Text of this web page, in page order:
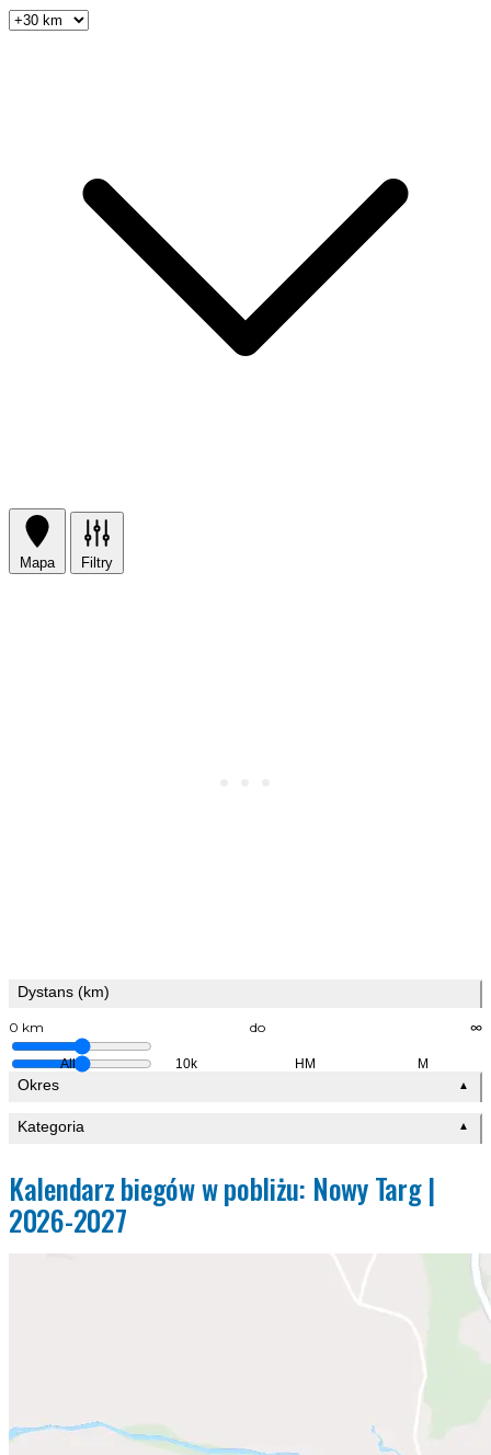
Mapa Filtry
Dystans (km)
0 km do ∞
All 10k HM M
Okres ▲
Kategoria ▲
Kalendarz biegów w pobliżu: Nowy Targ |
2026-2027